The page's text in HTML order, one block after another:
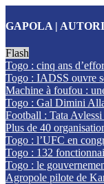
GAPOLA |
Flash
Togo : cinq ans
Togo : IADSS ouvre
Machine à foufou :
Togo : Gal Dimini
Football : Tata
Plus de 40
Togo : l’UFC en
Togo : 132
Togo : le
Agropole pilote de